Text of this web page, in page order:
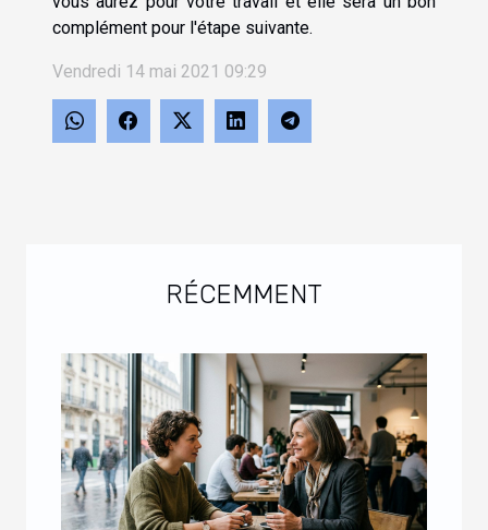
complément pour l'étape suivante.
Vendredi 14 mai 2021 09:29
RÉCEMMENT